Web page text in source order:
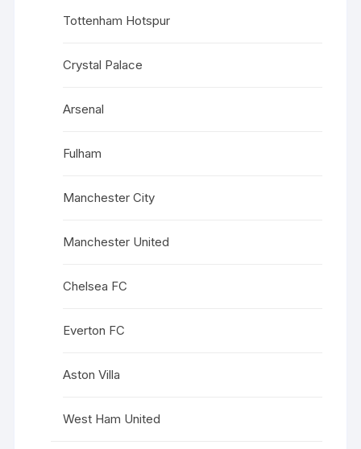
Tottenham Hotspur
Crystal Palace
Arsenal
Fulham
Manchester City
Manchester United
Chelsea FC
Everton FC
Aston Villa
West Ham United